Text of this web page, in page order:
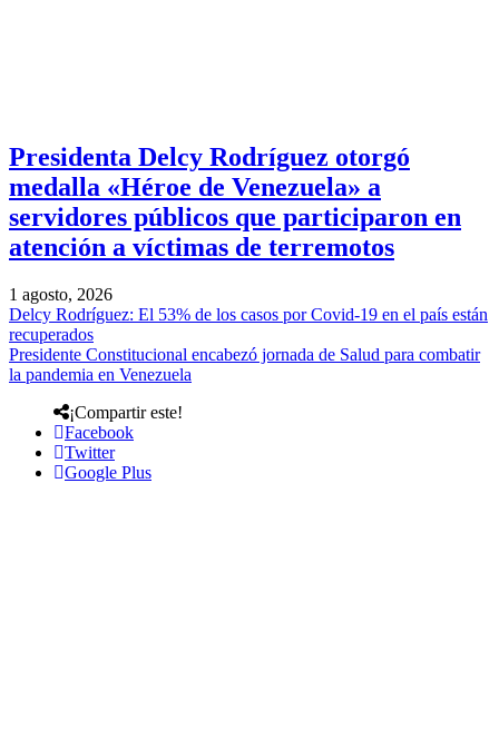
Presidenta Delcy Rodríguez otorgó
medalla «Héroe de Venezuela» a
servidores públicos que participaron en
atención a víctimas de terremotos
1 agosto, 2026
Delcy Rodríguez: El 53% de los casos por Covid-19 en el país están
recuperados
Presidente Constitucional encabezó jornada de Salud para combatir
la pandemia en Venezuela
¡Compartir este!
Facebook
Twitter
Google Plus